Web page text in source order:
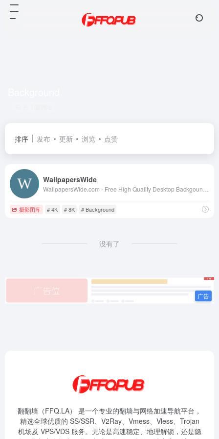
排序 发布 更新 浏览 点赞
WallpapersWide
摄影图库 # 4K # 8K # Background
没有了
翻翻墙（FFQ.LA） 是一个专业的翻墙与网络加速导航平台，
精选全球优质的 SS/SSR、V2Ray、Vmess、Vless、Trojan
机场及 VPS/VDS 服务。无论是高速稳定、地理解锁，还是隐